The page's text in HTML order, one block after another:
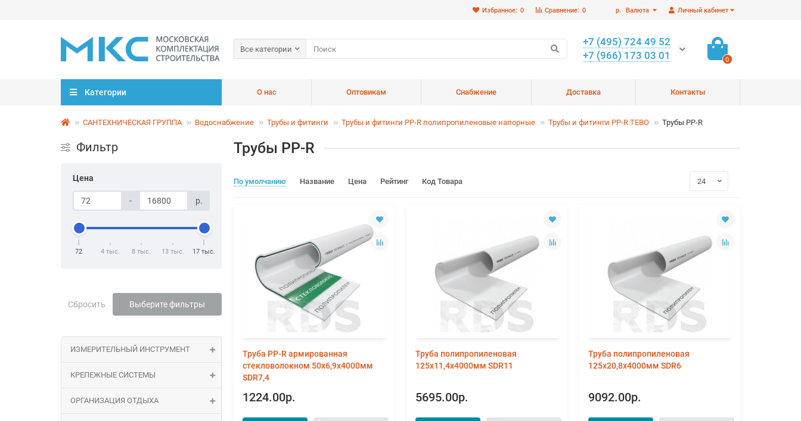
Личный кабинет
р. Валюта
Сравнение: 0
Избранное: 0
Все категории
+7 (495) 724 49 52
+7 (966) 173 03 01
0
Категории О нас Оптовикам Снабжение Доставка Контакты
САНТЕХНИЧЕСКАЯ ГРУППА Водоснабжение Трубы и фитинги Трубы и фитинги PP-R полипропиленовые напорные Трубы и фитинги PP-R TEBO Трубы PP-R
Фильтр
Цена
- р.
72 4 тыс. 8 тыс. 13 тыс. 17 тыс.
Сбросить Выберите фильтры
ИЗМЕРИТЕЛЬНЫЙ ИНСТРУМЕНТ
КРЕПЕЖНЫЕ СИСТЕМЫ
ОРГАНИЗАЦИЯ ОТДЫХА
Трубы PP-R
По умолчанию Название Цена Рейтинг Код Товара
Труба PP-R армированная
стекловолокном 50х6,9х4000мм
SDR7,4
1224.00р.
Труба полипропиленовая
125х11,4х4000мм SDR11
5695.00р.
Труба полипропиленовая
125х20,8х4000мм SDR6
9092.00р.